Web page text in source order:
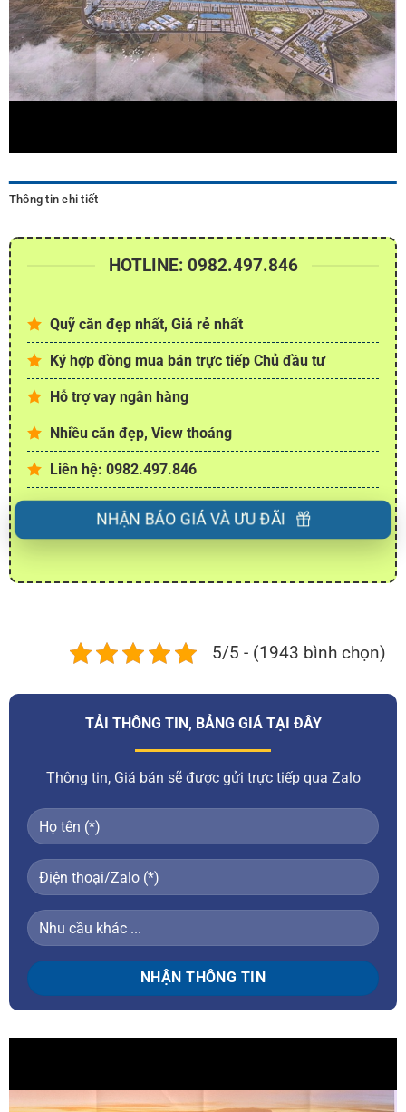
Thông tin chi tiết
HOTLINE: 0982.497.846
Quỹ căn đẹp nhất, Giá rẻ nhất
Ký hợp đồng mua bán trực tiếp Chủ đầu tư
Hỗ trợ vay ngân hàng
Nhiều căn đẹp, View thoáng
Liên hệ: 0982.497.846
NHẬN BÁO GIÁ VÀ ƯU ĐÃI
5/5 - (1943 bình chọn)
TẢI THÔNG TIN, BẢNG GIÁ TẠI ĐÂY
Thông tin, Giá bán sẽ được gửi trực tiếp qua Zalo